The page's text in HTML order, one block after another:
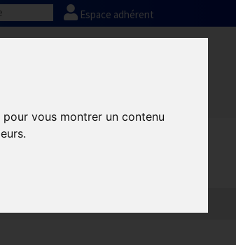
vous montrer un contenu
Espace adhérent